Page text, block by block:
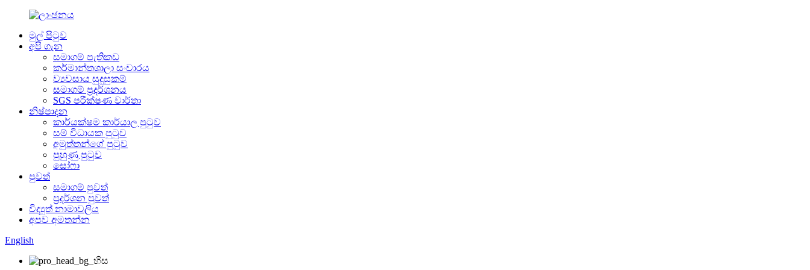
මුල් පිටුව
අපි ගැන
සමාගම් පැතිකඩ
කර්මාන්තශාලා සංචාරය
ව්‍යවසාය සුදුසුකම්
සමාගම් ප්‍රදර්ශනය
SGS පරීක්ෂණ වාර්තා
නිෂ්පාදන
කාර්යක්ෂම කාර්යාල පුටුව
සම් විධායක පුටුව
අමුත්තන්ගේ පුටුව
පුහුණු පුටුව
සෝෆා
පුවත්
සමාගම් පුවත්
ප්‍රදර්ශන පුවත්
විද්‍යුත් නාමාවලිය
අපව අමතන්න
English